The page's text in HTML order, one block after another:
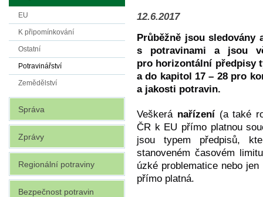
12.6.2017
Průběžně jsou sledovány
s potravinami a jsou
pro horizontální předpisy
a do kapitol 17 – 28 pro
a jakosti potravin.
Veškerá nařízení(a také
ČR k EU přímo platnou
jsou typem předpisů,
stanoveném časovém
úzké problematice nebo
přímo platná.
EU
K připomínkování
Ostatní
Potravinářství
Zemědělství
Správa
Zprávy
Regionální potraviny
Bezpečnost potravin